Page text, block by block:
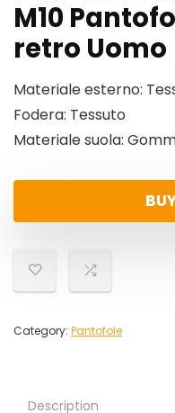
M10
retro Uomo
Materiale esterno:
Fodera: Tessuto
Materiale suola:
Category: Pantofole
Description